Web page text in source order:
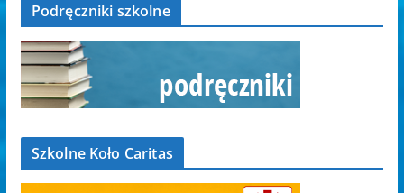
Podręczniki szkolne
Szkolne Koło Caritas